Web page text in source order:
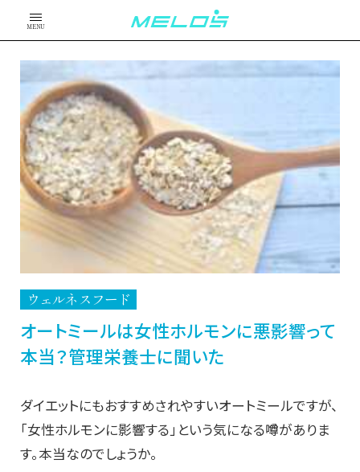
MENU
ウェルネスフード
オートミールは女性ホルモンに悪影響って
本当？管理栄養士に聞いた
ダイエットにもおすすめされやすいオートミールですが、
「女性ホルモンに影響する」という気になる噂がありま
す。本当なのでしょうか。